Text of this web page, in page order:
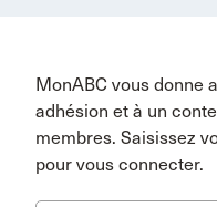
MonABC vous donne
adhésion et à un
membres. Saisissez
pour vous connecter.